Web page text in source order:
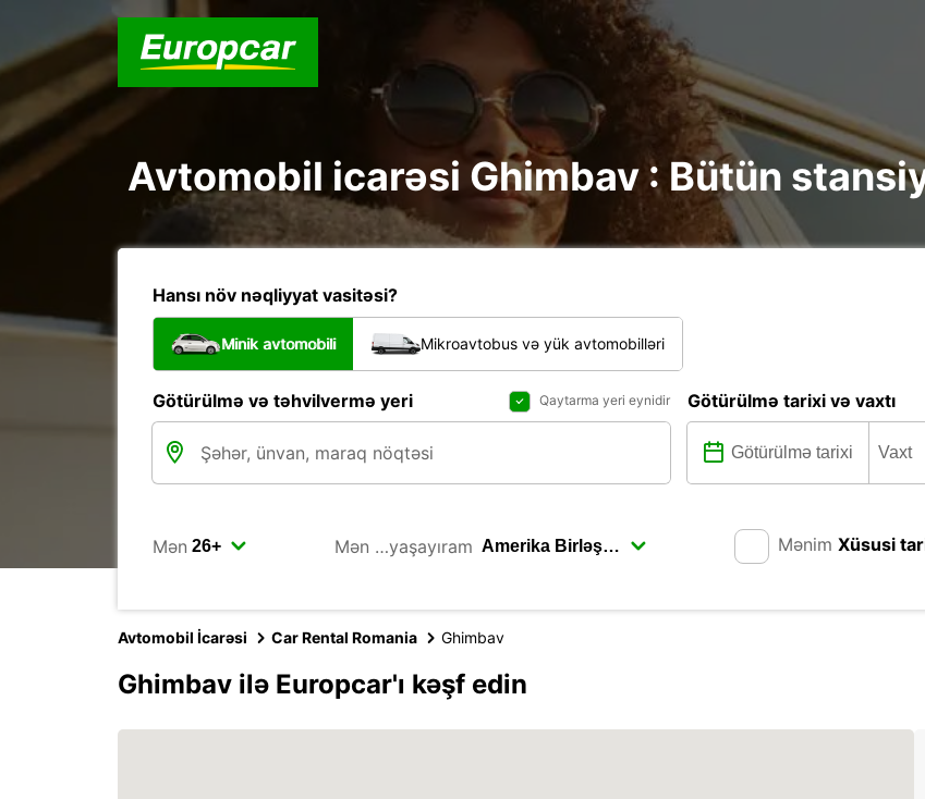
Avtomobil icarəsi Ghimbav : Bütün
Hansı növ nəqliyyat vasitəsi?
Minik avtomobili Mikroavtobus və yük avtomobilləri
Götürülmə və təhvilvermə yeri Qaytarma yeri eynidir Götürülmə tarixi və vaxtı
Mən Mən …yaşayıram Mənim Xüsusi
Avtomobil İcarəsi Car Rental Romania Ghimbav
Ghimbav ilə Europcar'ı kəşf edin